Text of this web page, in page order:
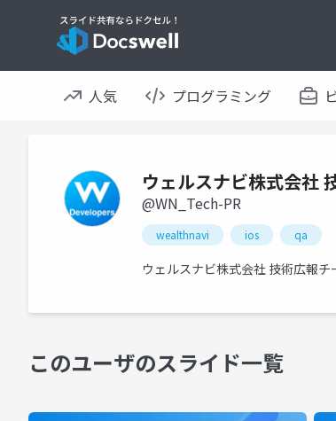
人気 プログラミング
ウェルスナビ株式会社
@WN_Tech-PR
wealthnavi ios qa
ウェルスナビ株式会社 技術広報チ
このユーザのスライド一覧